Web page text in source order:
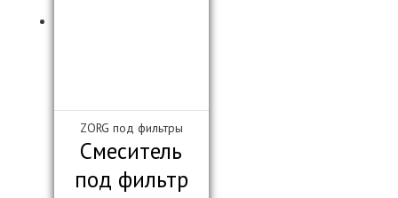
ZORG под фильтры
Смеситель
под фильтр